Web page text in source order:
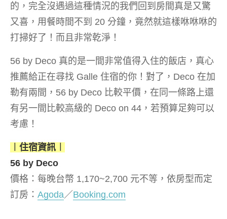
的，完全沒遇過這種情況的我們回到房間真是又驚
又喜，用餐時間不到 20 分鐘，竟然就這樣咻咻咻的
打掃好了！而且非常乾淨！
56 by Deco 真的是一間非常值得入住的飯店，真心
推薦給正在尋找 Galle 住宿的你！對了，Deco 在加
勒有兩間，56 by Deco 比較平價，在同一條路上還
有另一間比較高級的 Deco on 44，若預算足夠可以
考慮！
︱住宿資訊︱
56 by Deco
價格：每晚台幣 1,170~2,700 元不等，依房型而定
訂房： Agoda ／Booking.com